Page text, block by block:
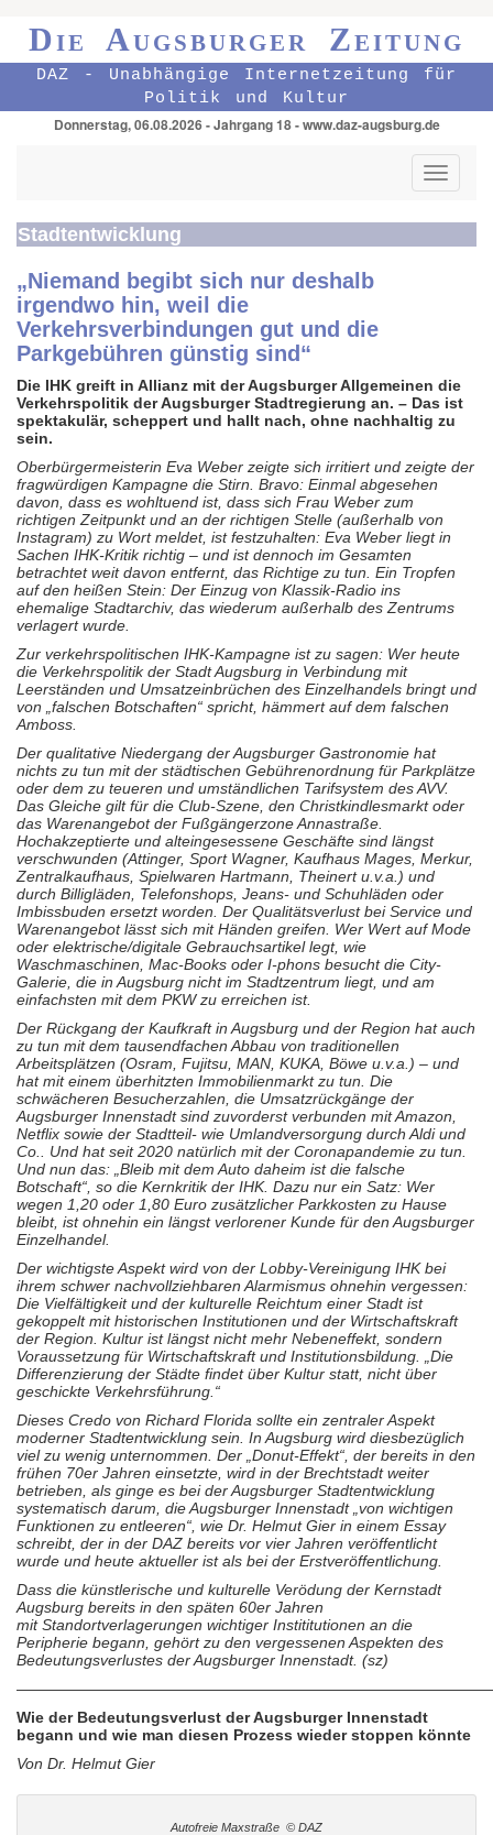
Die Augsburger Zeitung
DAZ - Unabhängige Internetzeitung für
Politik und Kultur
Donnerstag, 06.08.2026 - Jahrgang 18 - www.daz-augsburg.de
Toggle
Stadtentwicklung
„Niemand begibt sich nur deshalb
irgendwo hin, weil die
Verkehrsverbindungen gut und die
Parkgebühren günstig sind“
Die IHK greift in Allianz mit der Augsburger Allgemeinen die
Verkehrspolitik der Augsburger Stadtregierung an. – Das ist
spektakulär, scheppert und hallt nach, ohne nachhaltig zu
sein.
Oberbürgermeisterin Eva Weber zeigte sich irritiert und zeigte der
fragwürdigen Kampagne die Stirn. Bravo: Einmal abgesehen
davon, dass es wohltuend ist, dass sich Frau Weber zum
richtigen Zeitpunkt und an der richtigen Stelle (außerhalb von
Instagram) zu Wort meldet, ist festzuhalten: Eva Weber liegt in
Sachen IHK-Kritik richtig – und ist dennoch im Gesamten
betrachtet weit davon entfernt, das Richtige zu tun. Ein Tropfen
auf den heißen Stein: Der Einzug von Klassik-Radio ins
ehemalige Stadtarchiv, das wiederum außerhalb des Zentrums
verlagert wurde.
Zur verkehrspolitischen IHK-Kampagne ist zu sagen: Wer heute
die Verkehrspolitik der Stadt Augsburg in Verbindung mit
Leerständen und Umsatzeinbrüchen des Einzelhandels bringt und
von „falschen Botschaften“ spricht, hämmert auf dem falschen
Amboss.
Der qualitative Niedergang der Augsburger Gastronomie hat
nichts zu tun mit der städtischen Gebührenordnung für Parkplätze
oder dem zu teueren und umständlichen Tarifsystem des AVV.
Das Gleiche gilt für die Club-Szene, den Christkindlesmarkt oder
das Warenangebot der Fußgängerzone Annastraße.
Hochakzeptierte und alteingesessene Geschäfte sind längst
verschwunden (Attinger, Sport Wagner, Kaufhaus Mages, Merkur,
Zentralkaufhaus, Spielwaren Hartmann, Theinert u.v.a.) und
durch Billigläden, Telefonshops, Jeans- und Schuhläden oder
Imbissbuden ersetzt worden. Der Qualitätsverlust bei Service und
Warenangebot lässt sich mit Händen greifen. Wer Wert auf Mode
oder elektrische/digitale Gebrauchsartikel legt, wie
Waschmaschinen, Mac-Books oder I-phons besucht die City-
Galerie, die in Augsburg nicht im Stadtzentrum liegt, und am
einfachsten mit dem PKW zu erreichen ist.
Der Rückgang der Kaufkraft in Augsburg und der Region hat auch
zu tun mit dem tausendfachen Abbau von traditionellen
Arbeitsplätzen (Osram, Fujitsu, MAN, KUKA, Böwe u.v.a.) – und
hat mit einem überhitzten Immobilienmarkt zu tun. Die
schwächeren Besucherzahlen, die Umsatzrückgänge der
Augsburger Innenstadt sind zuvorderst verbunden mit Amazon,
Netflix sowie der Stadtteil- wie Umlandversorgung durch Aldi und
Co.. Und hat seit 2020 natürlich mit der Coronapandemie zu tun.
Und nun das: „Bleib mit dem Auto daheim ist die falsche
Botschaft“, so die Kernkritik der IHK. Dazu nur ein Satz: Wer
wegen 1,20 oder 1,80 Euro zusätzlicher Parkkosten zu Hause
bleibt, ist ohnehin ein längst verlorener Kunde für den Augsburger
Einzelhandel.
Der wichtigste Aspekt wird von der Lobby-Vereinigung IHK bei
ihrem schwer nachvollziehbaren Alarmismus ohnehin vergessen:
Die Vielfältigkeit und der kulturelle Reichtum einer Stadt ist
gekoppelt mit historischen Institutionen und der Wirtschaftskraft
der Region. Kultur ist längst nicht mehr Nebeneffekt, sondern
Voraussetzung für Wirtschaftskraft und Institutionsbildung. „Die
Differenzierung der Städte findet über Kultur statt, nicht über
geschickte Verkehrsführung.“
Dieses Credo von Richard Florida sollte ein zentraler Aspekt
moderner Stadtentwicklung sein. In Augsburg wird diesbezüglich
viel zu wenig unternommen. Der „Donut-Effekt“, der bereits in den
frühen 70er Jahren einsetzte, wird in der Brechtstadt weiter
betrieben, als ginge es bei der Augsburger Stadtentwicklung
systematisch darum, die Augsburger Innenstadt „von wichtigen
Funktionen zu entleeren“, wie Dr. Helmut Gier in einem Essay
schreibt, der in der DAZ bereits vor vier Jahren veröffentlicht
wurde und heute aktueller ist als bei der Erstveröffentlichung.
Dass die künstlerische und kulturelle Verödung der Kernstadt
Augsburg bereits in den späten 60er Jahren
mit Standortverlagerungen wichtiger Instititutionen an die
Peripherie begann, gehört zu den vergessenen Aspekten des
Bedeutungsverlustes der Augsburger Innenstadt. (sz)
Wie der Bedeutungsverlust der Augsburger Innenstadt
begann und wie man diesen Prozess wieder stoppen könnte
Von Dr. HelmutGier
Autofreie Maxstraße © DAZ